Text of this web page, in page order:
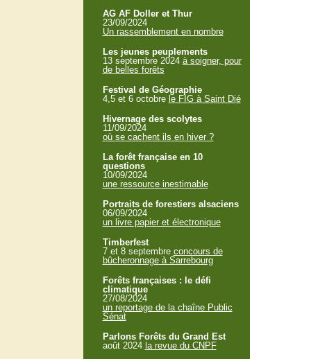
AG AF Doller et Thur
23/09/2024
Un rassemblement en nombre
Les jeunes peuplements
13 septembre 2024 à soigner, pour
de belles forêts
Festival de Géographie
4,5 et 6 octobre le FIG à Saint Dié
Hivernage des scolytes
11/09/2024
où se cachent ils en hiver ?
La forêt française en 10
questions
10/09/2024
une ressource inestimable
Portraits de forestiers alsaciens
06/09/2024
un livre papier et électronique
Timberfest
7 et 8 septembre concours de
bûcheronnage à Sarrebourg
Forêts françaises : le défi
climatique
27/08/2024
un reportage de la chaîne Public
Sénat
Parlons Forêts du Grand Est
août 2024 la revue du CNPF